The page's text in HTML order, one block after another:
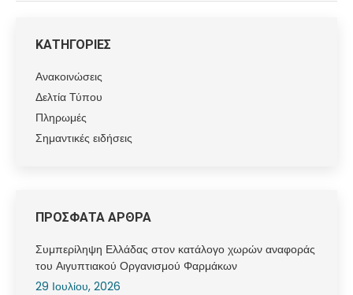
ΚΑΤΗΓΟΡΙΕΣ
Ανακοινώσεις
Δελτία Τύπου
Πληρωμές
Σημαντικές ειδήσεις
ΠΡΟΣΦΑΤΑ ΑΡΘΡΑ
Συμπερίληψη Ελλάδας στον κατάλογο χωρών αναφοράς
του Αιγυπτιακού Οργανισμού Φαρμάκων
29 Ιουλίου, 2026